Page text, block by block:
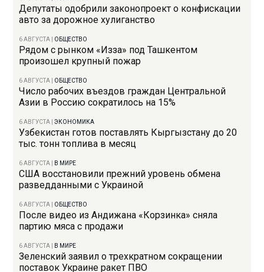
Депутаты одобрили законопроект о конфискации
авто за дорожное хулиганство
6 АВГУСТА ОБЩЕСТВО
Рядом с рынком «Изза» под Ташкентом
произошел крупный пожар
6 АВГУСТА ОБЩЕСТВО
Число рабочих въездов граждан Центральной
Азии в Россию сократилось на 15%
6 АВГУСТА |ЭКОНОМИКА
Узбекистан готов поставлять Кыргызстану до 20
тыс. тонн топлива в месяц
6 АВГУСТА В МИРЕ
США восстановили прежний уровень обмена
разведданными с Украиной
6 АВГУСТА ОБЩЕСТВО
После видео из Андижана «Корзинка» сняла
партию мяса с продажи
6 АВГУСТА В МИРЕ
Зеленский заявил о трехкратном сокращении
поставок Украине ракет ПВО